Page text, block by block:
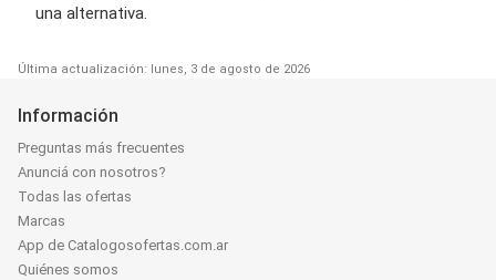
una alternativa.
Última actualización: lunes, 3 de agosto de 2026
Información
Preguntas más frecuentes
Anunciá con nosotros?
Todas las ofertas
Marcas
App de Catalogosofertas.com.ar
Quiénes somos